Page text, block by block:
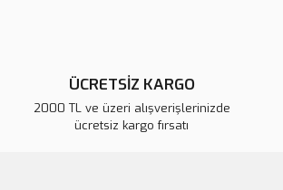
ÜCRETSİZ KARGO
2000 TL ve üzeri alışverişlerinizde
ücretsiz kargo fırsatı